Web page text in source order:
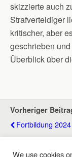
skizzierte auch
Strafverteidiger
kritischer, aber
geschrieben
Überblick über
Vorheriger
Fortbildung 2024
We use cookies